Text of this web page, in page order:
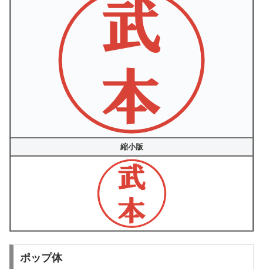
縮小版
ポップ体